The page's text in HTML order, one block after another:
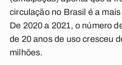
circulação no Brasil é a
De 2020 a 2021, o número
de 20 anos de uso cresceu
milhões.